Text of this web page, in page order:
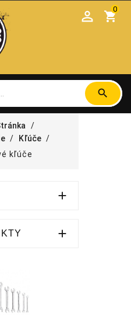
shopping_cart
0
Kľúče
kľúče

